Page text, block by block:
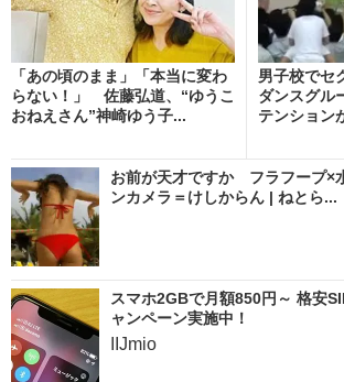
「あの頃のまま」「本当に変わ
らない！」 佐藤弘道、“ゆうこ
おねえさん”神崎ゆう子...
男子校でセ
ダンスグル
テンション
お前が天才ですか フラフープ×
ンカメラ＝けしからん | ねとら...
スマホ2GBで月額850円～ 格安
ャンペーン実施中！
IIJmio